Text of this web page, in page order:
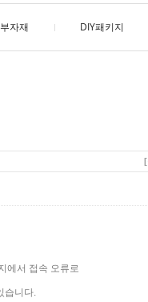
부자재 DIY패키지
[
에서 접속 오류로
습니다.